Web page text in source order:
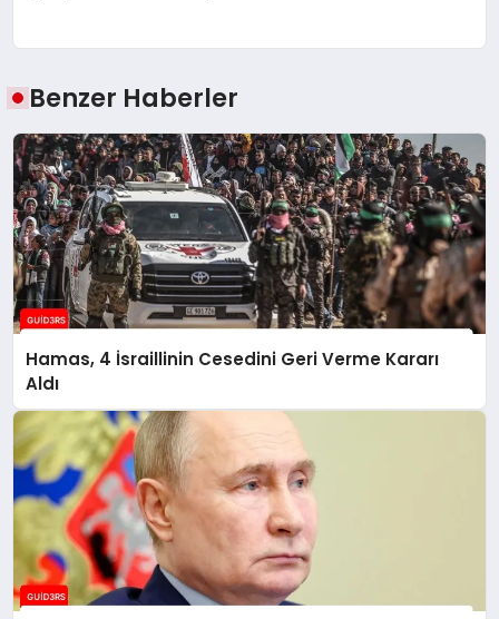
Benzer Haberler
Hamas, 4 İsraillinin Cesedini Geri Verme Kararı
Aldı